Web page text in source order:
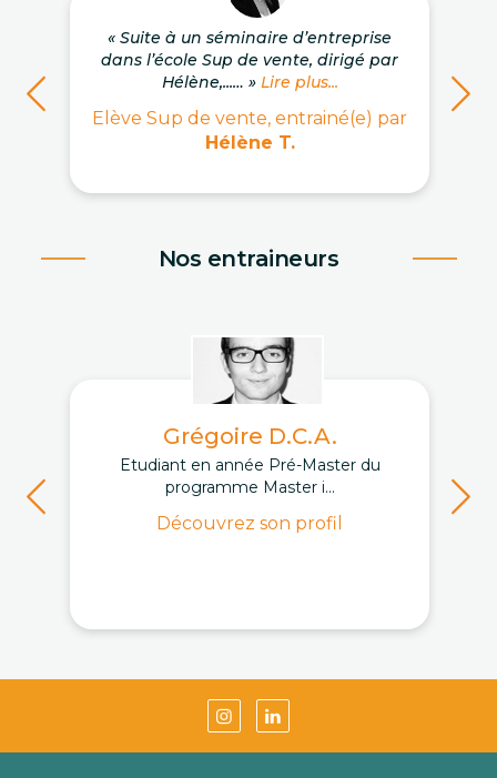
« Suite à un séminaire d’entreprise
dans l’école Sup de vente, dirigé par
Hélène,...… » Lire plus...
Elève Sup de vente, entrainé(e) par
Hélène T.
Nos entraineurs
Grégoire D.C.A.
Etudiant en année Pré-Master du
programme Master i...
Découvrez son profil